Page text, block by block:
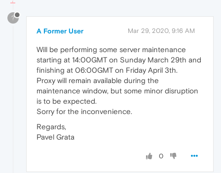
?
A Former User Mar 29, 2020, 9:16 AM
Will be performing some server maintenance
starting at 14:00GMT on Sunday March 29th and
finishing at 06:00GMT on Friday April 3th.
Proxy will remain available during the
maintenance window, but some minor disruption
is to be expected.
Sorry for the inconvenience.
Regards,
Pavel Grata
0